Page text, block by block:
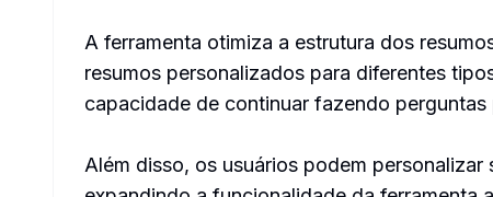
A ferramenta otimiza a estrutura dos
resumos personalizados para diferentes
capacidade de continuar fazendo
Além disso, os usuários podem